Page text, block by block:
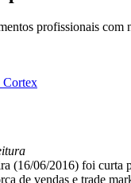
profissionais com
Cortex
(16/06/2016) foi curta
de vendas e trade